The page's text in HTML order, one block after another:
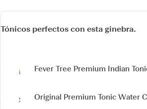
Tónicos perfectos con esta ginebra.
Fever Tree Premium Indian
Original Premium Tonic Water